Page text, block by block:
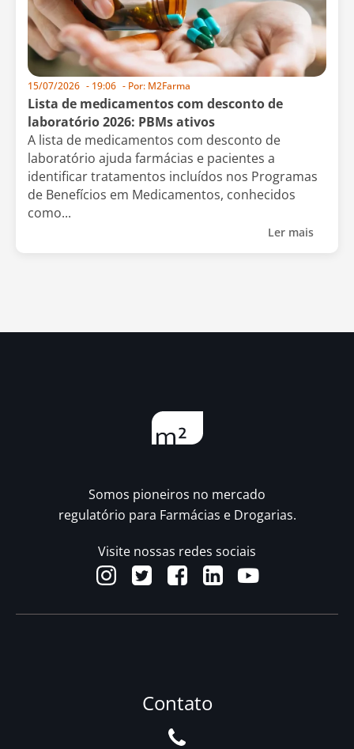
15/07/2026 - 19:06 - Por: M2Farma
Lista de medicamentos com desconto de
laboratório 2026: PBMs ativos
A lista de medicamentos com desconto de
laboratório ajuda farmácias e pacientes a
identificar tratamentos incluídos nos Programas
de Benefícios em Medicamentos, conhecidos
como...
Ler mais
Somos pioneiros no mercado
regulatório para Farmácias e Drogarias.
Visite nossas redes sociais
Contato